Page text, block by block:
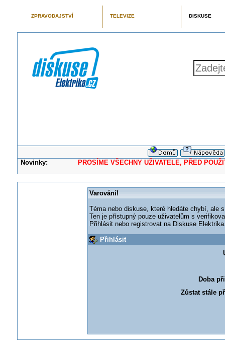
ZPRAVODAJSTVÍ TELEVIZE DISKUSE
Novinky: PROSÍME VŠECHNY UŽIVATELE, PŘED
Varování!
Téma nebo diskuse, které hledáte chybí, ale
Ten je přístupný pouze uživatelům s
Přihlásit nebo registrovat na Diskuse
Přihlásit
Doba
Zůstat stále